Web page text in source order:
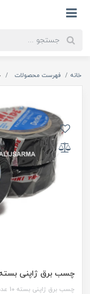
خانه فهرست محصولات
چسب برق ژاپنی بسته 10
چسب برق ژاپنی بسته 10 عددی